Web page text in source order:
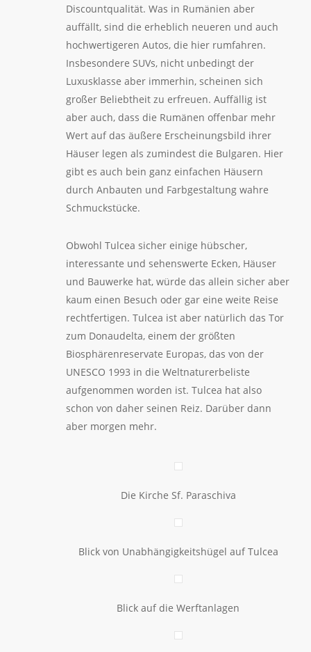
Discountqualität. Was in Rumänien aber
auffällt, sind die erheblich neueren und auch
hochwertigeren Autos, die hier rumfahren.
Insbesondere SUVs, nicht unbedingt der
Luxusklasse aber immerhin, scheinen sich
großer Beliebtheit zu erfreuen. Auffällig ist
aber auch, dass die Rumänen offenbar mehr
Wert auf das äußere Erscheinungsbild ihrer
Häuser legen als zumindest die Bulgaren. Hier
gibt es auch bein ganz einfachen Häusern
durch Anbauten und Farbgestaltung wahre
Schmuckstücke.
Obwohl Tulcea sicher einige hübscher,
interessante und sehenswerte Ecken, Häuser
und Bauwerke hat, würde das allein sicher aber
kaum einen Besuch oder gar eine weite Reise
rechtfertigen. Tulcea ist aber natürlich das Tor
zum Donaudelta, einem der größten
Biosphärenreservate Europas, das von der
UNESCO 1993 in die Weltnaturerbeliste
aufgenommen worden ist. Tulcea hat also
schon von daher seinen Reiz. Darüber dann
aber morgen mehr.
Die Kirche Sf. Paraschiva
Blick von Unabhängigkeitshügel auf Tulcea
Blick auf die Werftanlagen